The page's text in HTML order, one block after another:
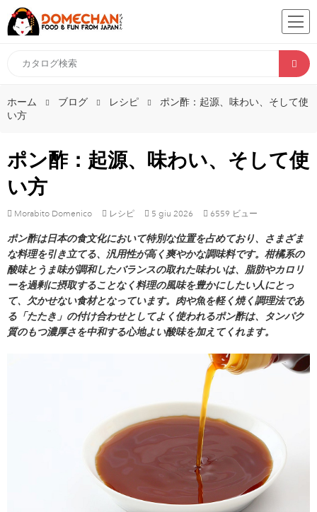
ホーム ブログ レシピ
ポン酢：起源、味わい、そして使
い方
ポン酢：起源、味わい、そして使
い方
Morabito Domenico レシピ 5 giu 2026 6559 ビュー
ポン酢は日本の食文化において特別な位置を占めており、さまざま
な料理を引き立てる、汎用性が高く爽やかな調味料です。柑橘系の
酸味とうま味が調和したバランスの取れた味わいは、脂肪やカロリ
ーを過剰に摂取することなく料理の風味を豊かにしたい人にとっ
て、欠かせない食材となっています。肉や魚を軽く焼く調理法であ
る「たたき」の付け合わせとしてよく使われるポン酢は、タンパク
質のもつ濃厚さを中和する心地よい酸味を加えてくれます。